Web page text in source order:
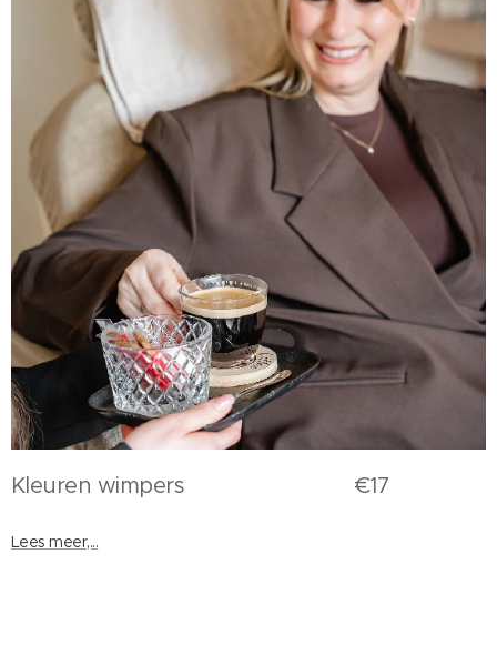
Kleuren wimpers €17
Lees meer,...